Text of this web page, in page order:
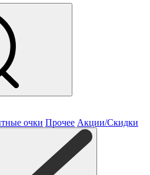
очки Прочее Акции/Скидки